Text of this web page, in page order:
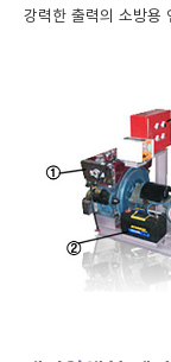
강력한 출력의 소방용